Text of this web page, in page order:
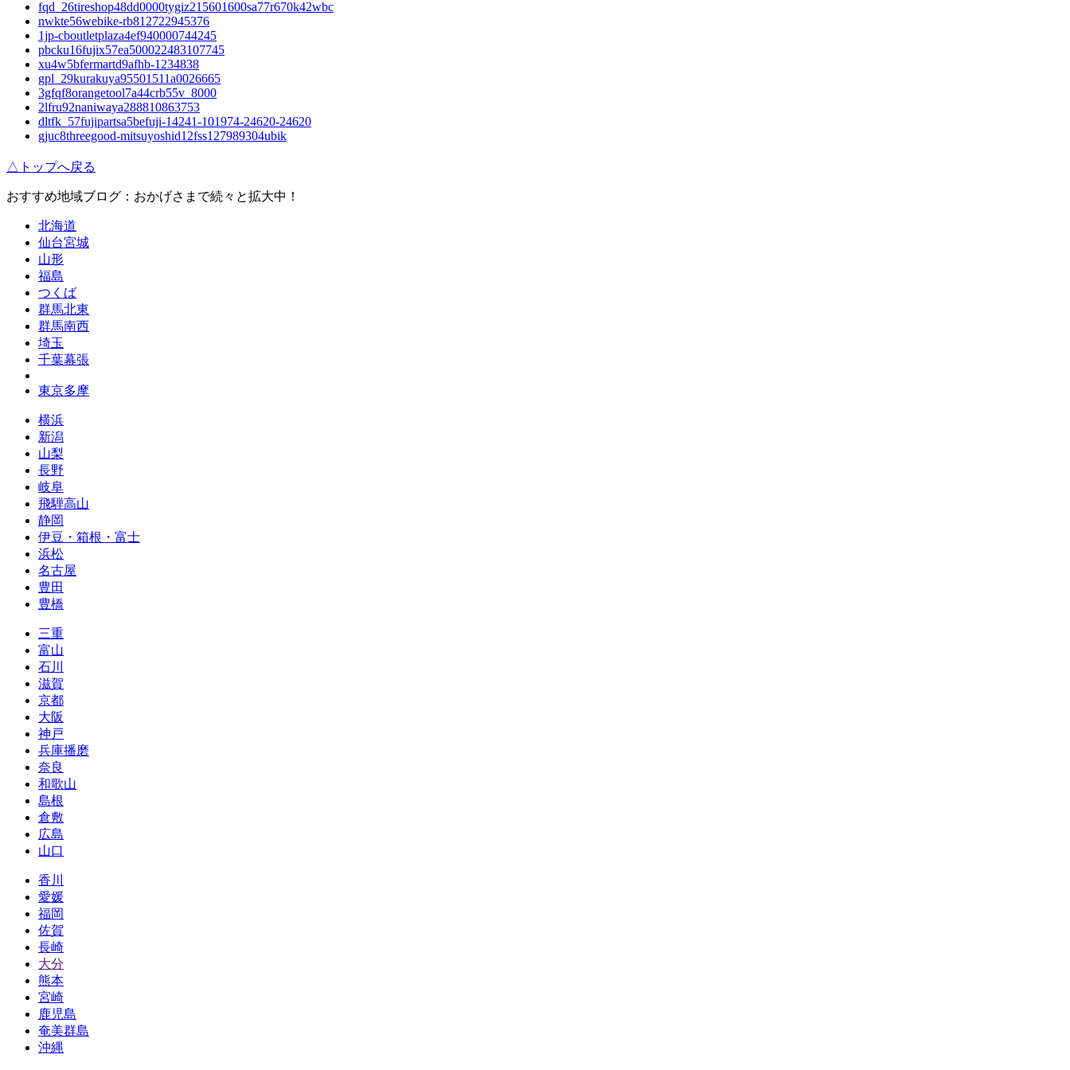
fqd_26tireshop48dd0000tygiz215601600sa77r670k42wbc
nwkte56webike-rb812722945376
1jp-cboutletplaza4ef940000744245
pbcku16fujix57ea500022483107745
xu4w5bfermartd9afhb-1234838
gpl_29kurakuya95501511a0026665
3gfqf8orangetool7a44crb55v_8000
2lfru92naniwaya288810863753
dltfk_57fujipartsa5befuji-14241-101974-24620-24620
gjuc8threegood-mitsuyoshid12fss127989304ubik
△トップへ戻る
おすすめ地域ブログ：おかげさまで続々と拡大中！
北海道
仙台宮城
山形
福島
つくば
群馬北東
群馬南西
埼玉
千葉幕張
東京多摩
横浜
新潟
山梨
長野
岐阜
飛騨高山
静岡
伊豆・箱根・富士
浜松
名古屋
豊田
豊橋
三重
富山
石川
滋賀
京都
大阪
神戸
兵庫播磨
奈良
和歌山
島根
倉敷
広島
山口
香川
愛媛
福岡
佐賀
長崎
大分
熊本
宮崎
鹿児島
奄美群島
沖縄